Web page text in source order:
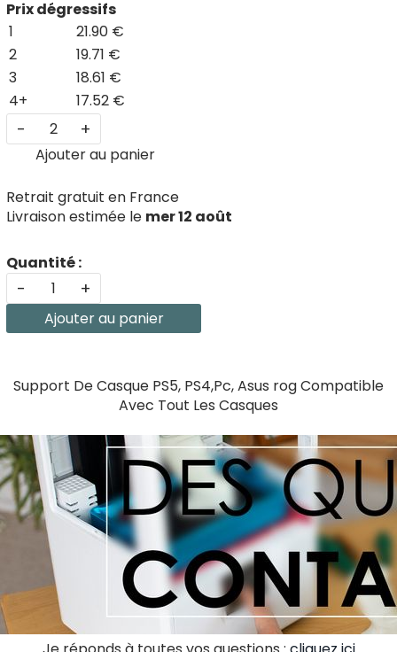
Prix dégressifs
1
21.90 €
2
19.71 €
3
18.61 €
4+
17.52 €
- +
Ajouter au panier
Retrait gratuit en France
Livraison estimée le mer 12 août
Quantité :
- +
Ajouter au panier
Support De Casque PS5, PS4,Pc, Asus rog Compatible
Avec Tout Les Casques